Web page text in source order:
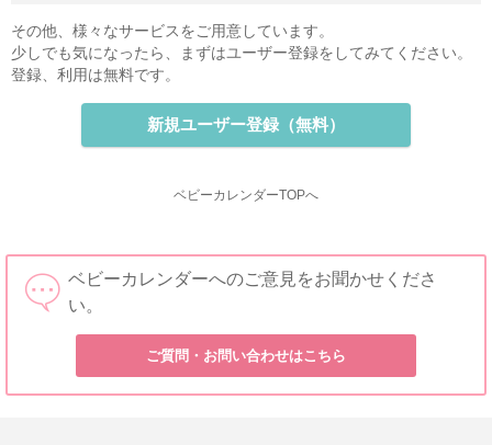
その他、様々なサービスをご用意しています。
少しでも気になったら、まずはユーザー登録をしてみてください。
登録、利用は無料です。
新規ユーザー登録（無料）
ベビーカレンダーTOPへ
ベビーカレンダーへのご意見をお聞かせくださ
い。
ご質問・お問い合わせはこちら